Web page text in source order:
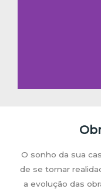
O sonho da sua
de se tornar
a evolução das